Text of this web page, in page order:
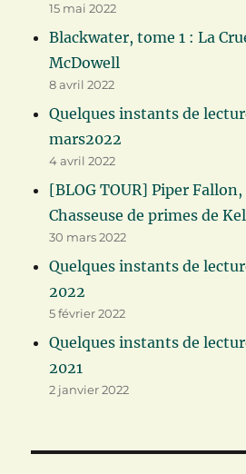
15 mai 2022
Blackwater, tome 1 : La
McDowell
8 avril 2022
Quelques instants de
mars2022
4 avril 2022
[BLOG TOUR] Piper Fallon,
Chasseuse de primes de
30 mars 2022
Quelques instants de
2022
5 février 2022
Quelques instants de
2021
2 janvier 2022